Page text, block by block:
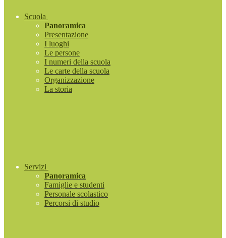
Scuola
Panoramica
Presentazione
I luoghi
Le persone
I numeri della scuola
Le carte della scuola
Organizzazione
La storia
Servizi
Panoramica
Famiglie e studenti
Personale scolastico
Percorsi di studio